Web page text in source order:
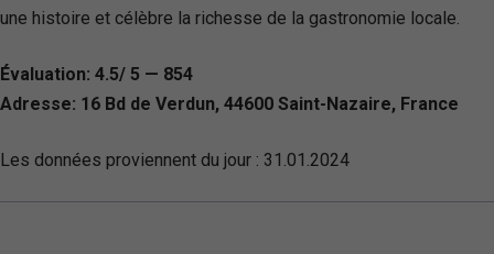
une histoire et célèbre la richesse de la gastronomie locale.
Évaluation: 4.5/ 5 — 854
Adresse: 16 Bd de Verdun, 44600 Saint-Nazaire, France
Les données proviennent du jour : 31.01.2024